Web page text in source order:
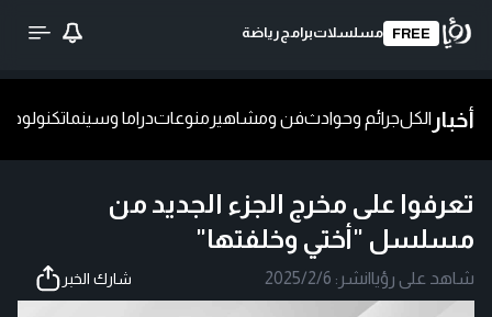
FREE مسلسلاتبرامج رياضة
أخبار الكلجرائم وحوادثفن ومشاهير منوعاتدراما وسينماتكنولوجيا
تعرفوا على مخرج الجزء الجديد من
مسلسل "أختي وخلفتها"
شاهد على رؤيا|نشر: 2025/2/6 شارك الخبر